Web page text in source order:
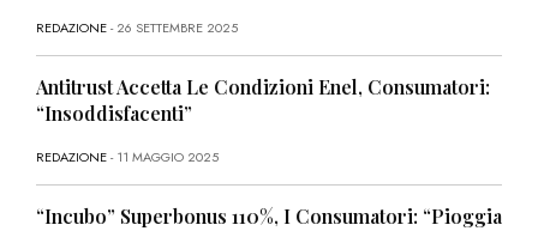
REDAZIONE- 26 SETTEMBRE 2025
Antitrust Accetta Le Condizioni Enel, Consumatori:
“Insoddisfacenti”
REDAZIONE- 11 MAGGIO 2025
“Incubo” Superbonus 110%, I Consumatori: “Pioggia